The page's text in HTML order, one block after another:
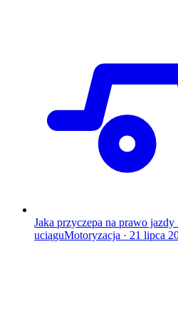
Jaka przyczepa na prawo
uciąguMotoryzacja · 21 lipca